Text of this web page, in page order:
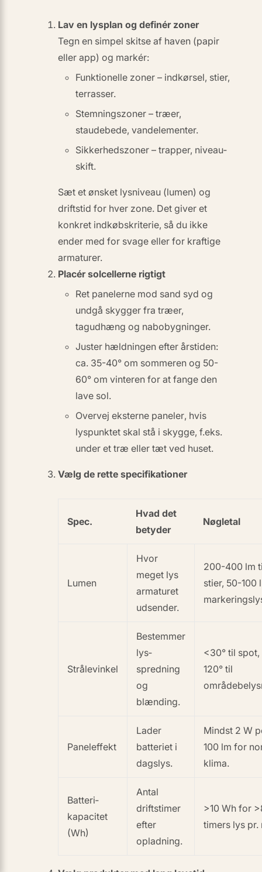
Lav en lysplan og definér zoner
Tegn en simpel skitse af haven (papir
eller app) og markér:
Funktionelle zoner – indkørsel, stier,
terrasser.
Stemningszoner – træer,
staudebede, vand­elementer.
Sikkerheds­zoner – trapper, niveau­
skift.
Sæt et ønsket lysniveau (lumen) og
driftstid for hver zone. Det giver et
konkret indkøbskriterie, så du ikke
ender med for svage eller for kraftige
armaturer.
Placér solcellerne rigtigt
Ret panelerne mod sand syd og
undgå skygger fra træer,
tagudhæng og nabobygninger.
Juster hældningen efter årstiden:
ca. 35-40° om sommeren og 50-
60° om vinteren for at fange den
lave sol.
Overvejeksterne paneler, hvis
lyspunktet skal stå i skygge, f.eks.
under et træ eller tæt ved huset.
Vælg de rette specifikationer
Spec.
Hvad det
betyder
Nøgletal
Lumen
Hvor
meget lys
armaturet
udsender.
200-400 lm
stier, 50-100
Strålevinkel
Bestemmer
lys­
spredning
og
blænding.
<30° til
120° til
Panel­effekt
Lader
batteriet i
dagslys.
Mindst 2 W
100 lm for
klima.
Batteri­
kapacitet
(Wh)
Antal
driftstimer
efter
opladning.
>10 Wh for
timers lys pr.